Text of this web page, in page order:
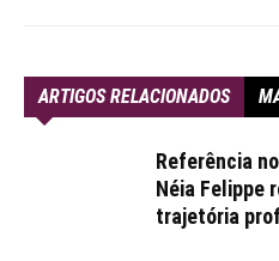
ARTIGOS RELACIONADOS
Referência
Néia Felippe
trajetória